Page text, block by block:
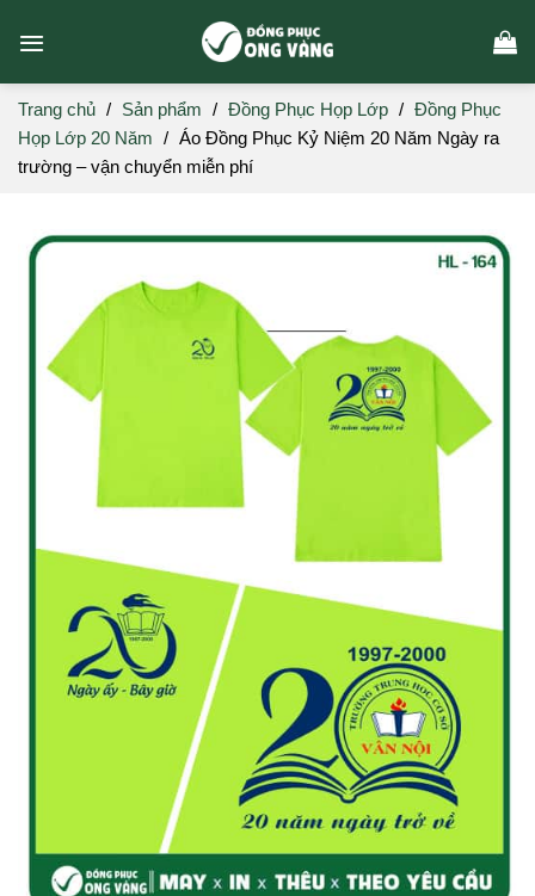
Trang chủ / Sản phẩm / Đồng Phục Họp Lớp / Đồng Phục
Họp Lớp 20 Năm / Áo Đồng Phục Kỷ Niệm 20 Năm Ngày ra
trường – vận chuyển miễn phí